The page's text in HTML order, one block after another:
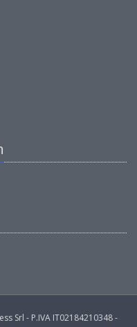
Srl - P.IVA IT02184210348 -